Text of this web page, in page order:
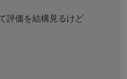
評価を結構見るけど